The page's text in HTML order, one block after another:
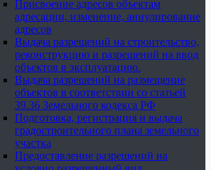
Присвоение адресов объектам
адресации, изменение, аннулирование
адресов
Выдача разрешений на строительство,
реконструкцию и разрешений на ввод
объектов в эксплуатацию.
Выдача разрешений на размещение
объектов в соответствии со статьей
39.36 Земельного кодекса РФ
Подготовка, регистрация и выдача
градостроительного плана земельного
участка
Предоставление разрешений на